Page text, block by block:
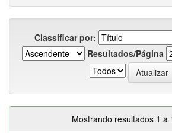
Classificar por:
Resultados/Página
Mostrando resultados 1 a